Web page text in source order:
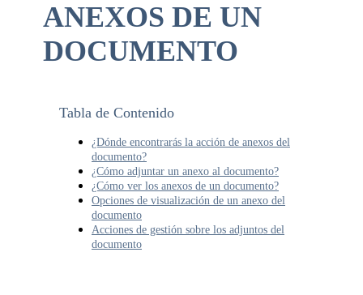
ANEXOS DE UN
DOCUMENTO
Tabla de Contenido
¿Dónde encontrarás la acción de anexos del
documento?
¿Cómo adjuntar un anexo al documento?
¿Cómo ver los anexos de un documento?
Opciones de visualización de un anexo del
documento
Acciones de gestión sobre los adjuntos del
documento